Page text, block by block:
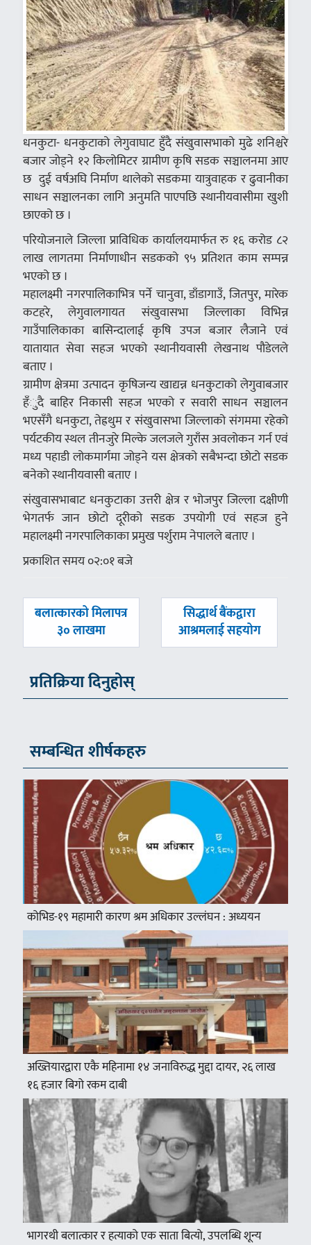
धनकुटा- धनकुटाको लेगुवाघाट हुँदै संखुवासभाको मुढे शनिश्चरे
बजार जोड्ने १२ किलोमिटर ग्रामीण कृषि सडक सञ्चालनमा आए
छ दुई वर्षअघि निर्माण थालेको सडकमा यात्रुवाहक र ढुवानीका
साधन सञ्चालनका लागि अनुमति पाएपछि स्थानीयवासीमा खुशी
छाएको छ ।
परियोजनाले जिल्ला प्राविधिक कार्यालयमार्फत रु १६ करोड ८२
लाख लागतमा निर्माणाधीन सडकको ९५ प्रतिशत काम सम्पन्न
भएको छ ।
महालक्ष्मी नगरपालिकाभित्र पर्ने चानुवा, डाँडागाउँ, जितपुर, मारेक
कटहरे, लेगुवालगायत संखुवासभा जिल्लाका विभिन्न
गाउँपालिकाका बासिन्दालाई कृषि उपज बजार लैजाने एवं
यातायात सेवा सहज भएको स्थानीयवासी लेखनाथ पौडेलले
बताए ।
ग्रामीण क्षेत्रमा उत्पादन कृषिजन्य खाद्यन्न धनकुटाको लेगुवाबजार
हँुदै बाहिर निकासी सहज भएको र सवारी साधन सञ्चालन
भएसँगै धनकुटा, तेह्रथुम र संखुवासभा जिल्लाको संगममा रहेको
पर्यटकीय स्थल तीनजुरे मिल्के जलजले गुराँस अवलोकन गर्न एवं
मध्य पहाडी लोकमार्गमा जोड्ने यस क्षेत्रको सबैभन्दा छोटो सडक
बनेको स्थानीयवासी बताए ।
संखुवासभाबाट धनकुटाका उत्तरी क्षेत्र र भोजपुर जिल्ला दक्षीणी
भेगतर्फ जान छोटो दूरीको सडक उपयोगी एवं सहज हुने
महालक्ष्मी नगरपालिकाका प्रमुख पर्शुराम नेपालले बताए ।
प्रकाशित समय ०२:०१ बजे
पछिल्लाे
बलात्कारको मिलापत्र
३० लाखमा
अघिल्लाे
-
सिद्धार्थ बैंकद्वारा
आश्रमलाई सहयोग
प्रतिक्रिया दिनुहोस्
सम्बन्धित शीर्षकहरु
कोभिड-१९ महामारी कारण श्रम अधिकार उल्लंघन : अध्ययन
अख्तियारद्वारा एकै महिनामा १४ जनाविरुद्ध मुद्दा दायर, २६ लाख
१६ हजार बिगो रकम दाबी
भागरथी बलात्कार र हत्याको एक साता बित्यो, उपलब्धि शून्य